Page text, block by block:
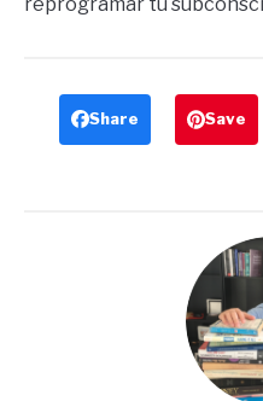
Share Save